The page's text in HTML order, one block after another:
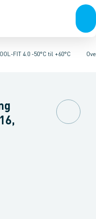
Fordampere
FIT 4.0 -50°C til +60°C
COOL-FIT 2.0 0°C til +60°C
45gr. 4.0Vinkler 90gr. 4.0